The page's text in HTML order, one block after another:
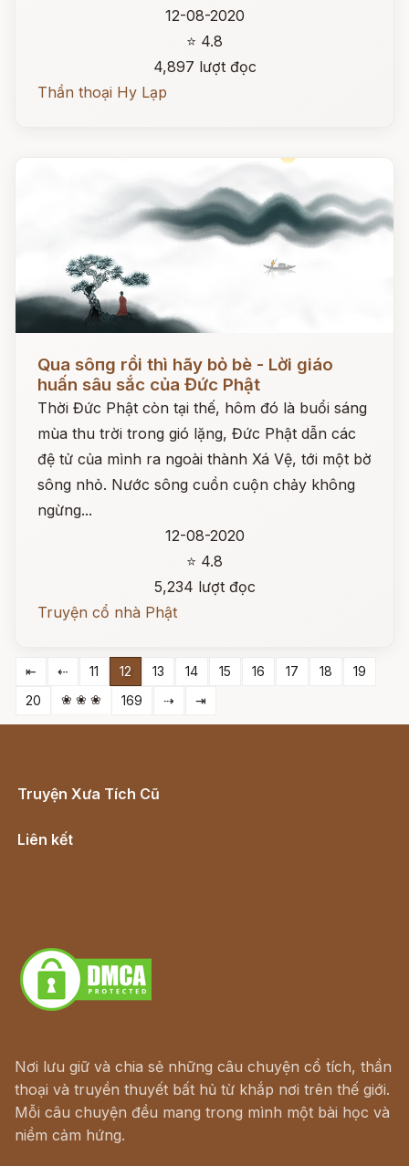
12-08-2020
⭐ 4.8
4,897 lượt đọc
Thần thoại Hy Lạp
Qua sôпg rồi thì hãy bỏ bè - Lời giáo
huấn sâu sắc của Đức Phật
Thời Đức Phật còn tại thế, hôm đó là buổi sáng
mùa thu trời trong gió lặng, Đức Phật dẫn các
đệ tử của mình ra ngoài thành Xá Vệ, tới một bờ
sông nhỏ. Nước sông cuồn cuộn chảy không
ngừng...
12-08-2020
⭐ 4.8
5,234 lượt đọc
Truyện cổ nhà Phật
⇤ ⇠ 11 12 13 14 15 16 17 18
19
20
❀ ❀ ❀ 169 ⇢ ⇥
Truyện Xưa Tích Cũ
Liên kết
Nơi lưu giữ và chia sẻ những câu chuyện cổ tích, thần
thoại và truyền thuyết bất hủ từ khắp nơi trên thế giới.
Mỗi câu chuyện đều mang trong mình một bài học và
niềm cảm hứng.